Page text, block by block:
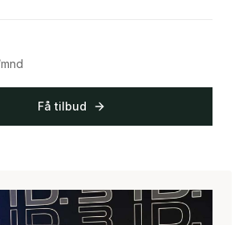
Få tilbud